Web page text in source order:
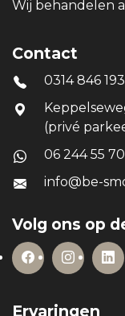
Wij behandelen
Contact
0314 846 193
(privé
06 244 55
info@be-
Volg ons op
Ervaringen